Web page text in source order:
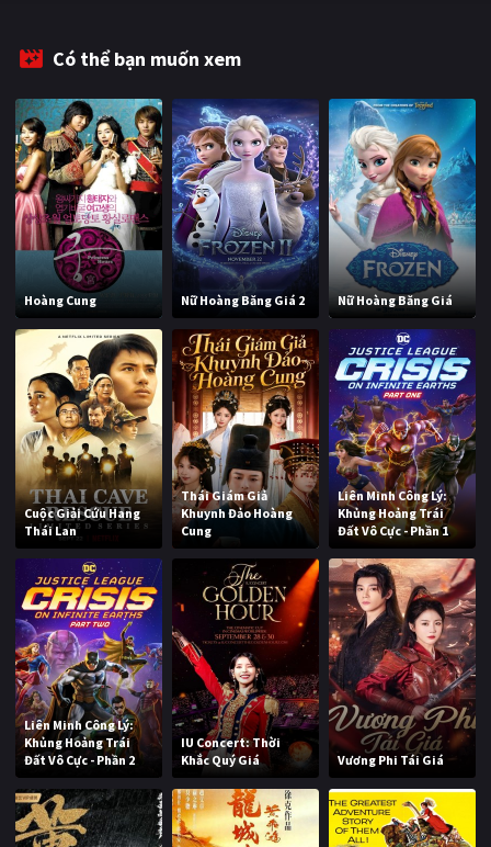
Có thể bạn muốn xem
Hoàng Cung Nữ Hoàng Băng Giá 2 Nữ Hoàng Băng Giá
Cuộc Giải Cứu Hang
Thái Lan
Thái Giám Giả
Khuynh Đảo Hoàng
Cung
Liên Minh Công Lý:
Khủng Hoảng Trái
Đất Vô Cực - Phần 1
Liên Minh Công Lý:
Khủng Hoảng Trái
Đất Vô Cực - Phần 2
IU Concert: Thời
Khắc Quý Giá
Vương Phi Tái Giá